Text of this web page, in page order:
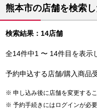
熊本市の店舗を検索
検索結果：14店舗
全14件中1 〜 14件目を表示
予約申込する店舗/購入商品
申し込み後に店舗を変更する
予約手続きにはログインが必要